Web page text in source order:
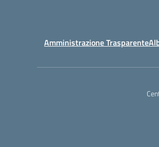
Amministrazione Trasparente